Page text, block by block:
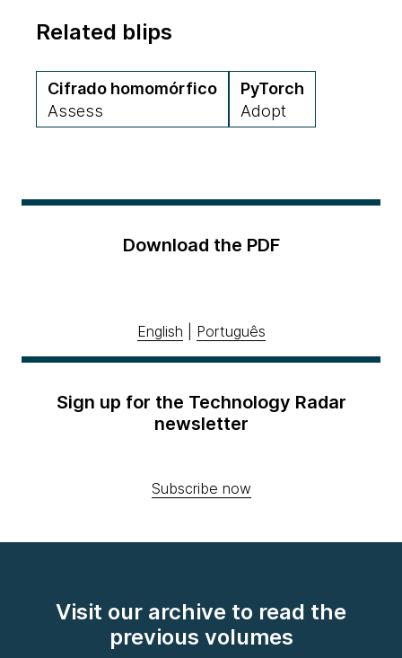
Related blips
Cifrado homomórfico
Assess
PyTorch
Adopt
Download the PDF
English Português
Sign up for the Technology Radar
newsletter
Subscribe now
Visit our archive to read the
previous volumes